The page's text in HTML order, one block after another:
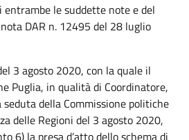
entrambe le suddette note e del
DAR n. 12495 del 28 luglio
3 agosto 2020, con la quale il
Puglia, in qualità di Coordinatore,
della Commissione politiche
delle Regioni del 3 agosto 2020,
6) la presa d’atto dello schema di